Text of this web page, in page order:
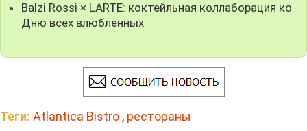
Balzi Rossi × LARTE: коктейльная коллаборация ко
Дню всех влюбленных
Теги: Atlantica Bistro , рестораны